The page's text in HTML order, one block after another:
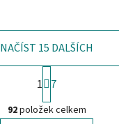
O
v
NAČÍST 15 DALŠÍCH
S
t
r
á
1 7
92položek celkem